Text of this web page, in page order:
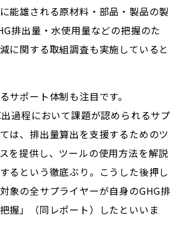
能雄される原材料・部品・製品の製
排出量・水使用量などの把握のた
に関する取組調査も実施していると
サポート体制も注目です。
過程において課題が認められるサプ
は、排出量算出を支援するためのツ
を提供し、ツールの使用方法を解説
るという徹底ぶり。こうした後押し
象の全サプライヤーが自身のGHG排
握」（同レポート）したといいま